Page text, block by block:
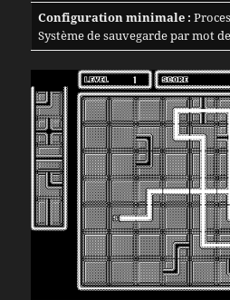
Configuration minimale :
Système de sauvegarde par mot